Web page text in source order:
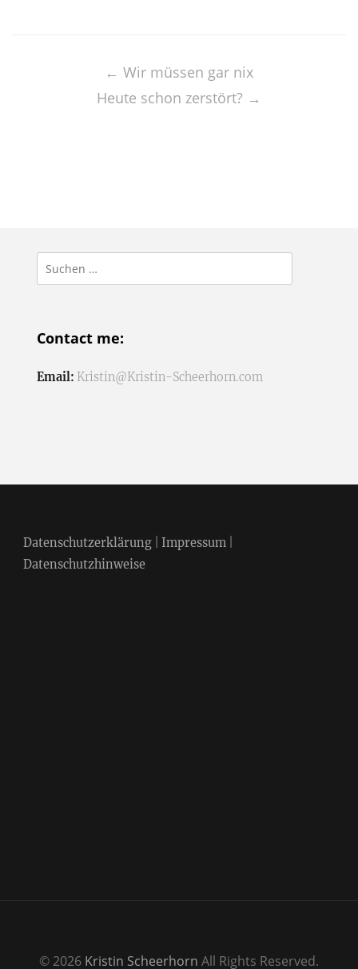
navigation
← Wir müssen gar nix
Heute schon zerstört? →
Suchen
nach:
Contact me:
Email: Kristin@Kristin-Scheerhorn.com
Datenschutzerklärung| Impressum|
Datenschutzhinweise
© 2026 Kristin Scheerhorn All Rights Reserved.